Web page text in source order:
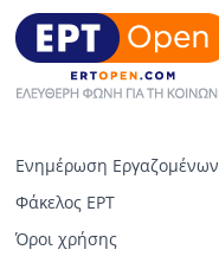
Ενημέρωση Εργαζομένων
Φάκελος ΕΡΤ
Όροι χρήσης